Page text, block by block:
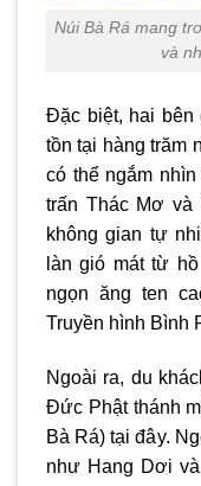
Núi Bà Rá mang
và
Đặc biệt, hai bên
tồn tại hàng trăm
có thể ngắm
trấn Thác Mơ và
không gian tự
làn gió mát từ
ngọn ăng ten
Truyền hình Bình
Ngoài ra, du
Đức Phật thánh
Bà Rá) tại đây.
như Hang Dơi